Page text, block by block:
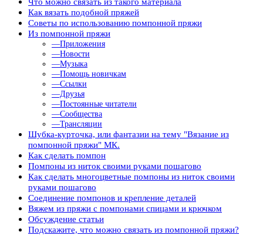
Как вязать подобной пряжей
Советы по использованию помпонной пряжи
Из помпонной пряжи
—Приложения
—Новости
—Музыка
—Помощь новичкам
—Ссылки
—Друзья
—Постоянные читатели
—Сообщества
—Трансляции
Шубка-курточка, или фантазии на тему "Вязание из
помпонной пряжи" МК.
Как сделать помпон
Помпоны из ниток своими руками пошагово
Как сделать многоцветные помпоны из ниток своими
руками пошагово
Соединение помпонов и крепление деталей
Вяжем из пряжи с помпонами спицами и крючком
Обсуждение статьи
Подскажите, что можно связать из помпонной пряжи?